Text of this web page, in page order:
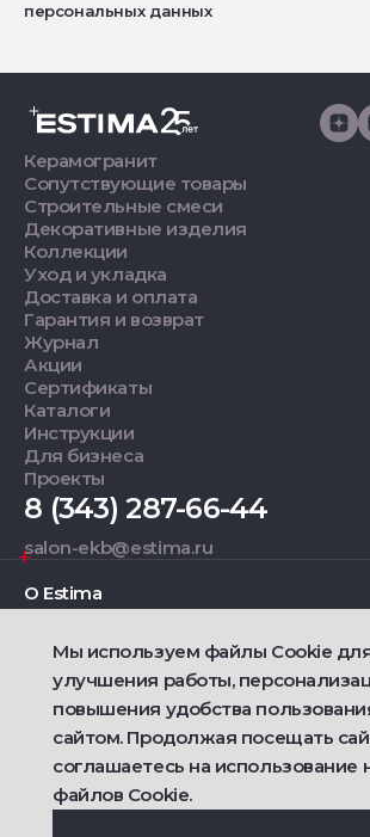
персональных данных
Керамогранит
Сопутствующие товары
Строительные смеси
Декоративные изделия
Коллекции
Уход и укладка
Доставка и оплата
Гарантия и возврат
Журнал
Акции
Сертификаты
Каталоги
Инструкции
Для бизнеса
Проекты
8 (343) 287-66-44
salon-ekb@estima.ru
О Estima
Дизайнерам
Фирменные салоны
2021 — 2026 © Estima
Политика конфиденциальности
Мы используем файлы Cookie
улучшения работы,
повышения удобства
сайтом. Продолжая посещать
соглашаетесь на использование
файлов Cookie.